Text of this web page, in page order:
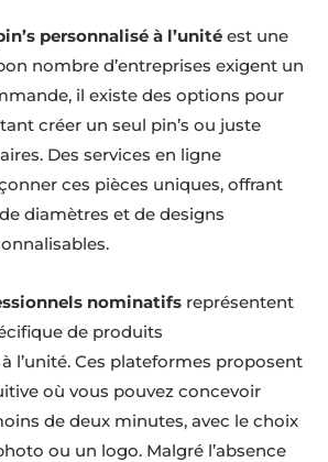
personnalisé à l’unité est une
nombre d’entreprises exigent un
il existe des options pour
créer un seul pin’s ou juste
Des services en ligne
ces pièces uniques, offrant
diamètres et de designs
nominatifs représentent
de produits
l’unité. Ces plateformes proposent
où vous pouvez concevoir
de deux minutes, avec le choix
ou un logo. Malgré l’absence